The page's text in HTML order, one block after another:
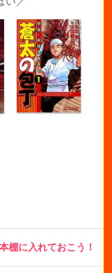
本棚に入れておこう！